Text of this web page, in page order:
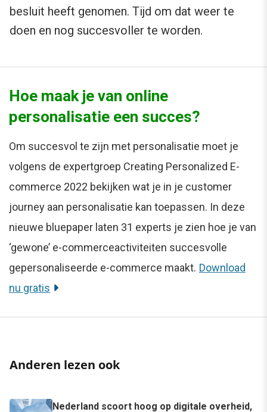
besluit heeft genomen. Tijd om dat weer te
doen en nog succesvoller te worden.
Hoe maak je van online
personalisatie een succes?
Om succesvol te zijn met personalisatie moet je
volgens de expertgroep Creating Personalized E-
commerce 2022 bekijken wat je in je customer
journey aan personalisatie kan toepassen. In deze
nieuwe bluepaper laten 31 experts je zien hoe je van
‘gewone’ e-commerceactiviteiten succesvolle
gepersonaliseerde e-commerce maakt. Download
nu gratis
Anderen lezen ook
Nederland scoort hoog op digitale overheid,